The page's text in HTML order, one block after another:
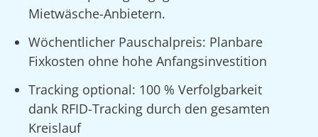
Mietwäsche-Anbietern.
Wöchentlicher Pauschalpreis: Planbare
Fixkosten ohne hohe Anfangsinvestition
Tracking optional: 100 % Verfolgbarkeit
dank RFID-Tracking durch den gesamten
Kreislauf